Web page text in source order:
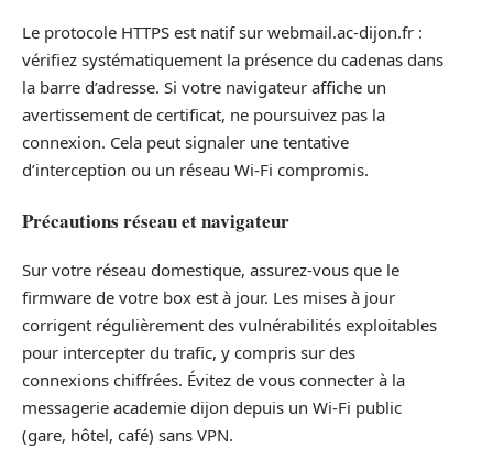
Le protocole HTTPS est natif sur webmail.ac-dijon.fr :
vérifiez systématiquement la présence du cadenas dans
la barre d’adresse. Si votre navigateur affiche un
avertissement de certificat, ne poursuivez pas la
connexion. Cela peut signaler une tentative
d’interception ou un réseau Wi-Fi compromis.
Précautions réseau et navigateur
Sur votre réseau domestique, assurez-vous que le
firmware de votre box est à jour. Les mises à jour
corrigent régulièrement des vulnérabilités exploitables
pour intercepter du trafic, y compris sur des
connexions chiffrées. Évitez de vous connecter à la
messagerie academie dijon depuis un Wi-Fi public
(gare, hôtel, café) sans VPN.